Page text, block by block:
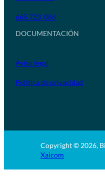
665 723 086
DOCUMENTACIÓN
Aviso legal
Política de privacidad
Copyright © 2026,
Xaicom